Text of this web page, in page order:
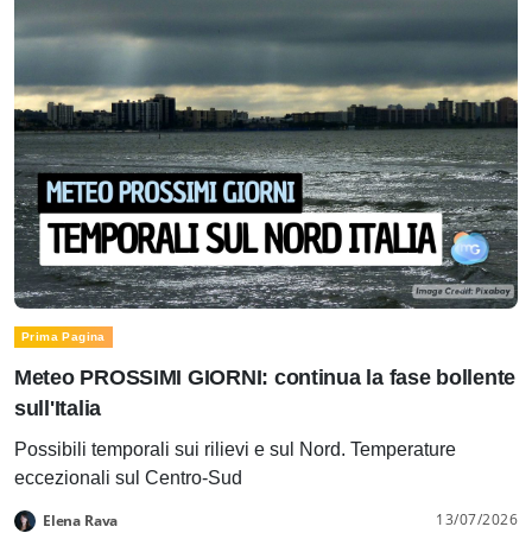
Prima Pagina
Meteo PROSSIMI GIORNI: continua la fase bollente
sull'Italia
Possibili temporali sui rilievi e sul Nord. Temperature
eccezionali sul Centro-Sud
Elena Rava 13/07/2026